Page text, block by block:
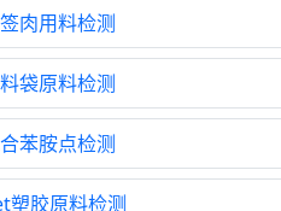
肉用料检测
袋原料检测
苯胺点检测
塑胶原料检测